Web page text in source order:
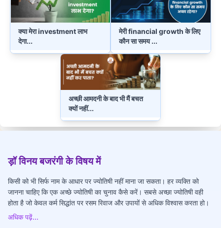
क्या मेरा investment लाभ
देगा...
मेरी financial growth के लिए
कौन सा समय...
अच्छी आमदनी के बाद भी मैं बचत
क्यों नहीं...
ड़ॉ विनय बजरंगी के विषय में
किसी को भी सिर्फ नाम के आधार पर ज्योतिषी नहीं माना जा सकता। हर व्यक्ति को
जानना चाहिए कि एक अच्छे ज्योतिषी का चुनाव कैसे करें। सबसे अच्छा ज्योतिषी वही
होता है जो केवल कर्म सिद्धांत पर रसम रिवाज और उपायों से अधिक विश्वास करता हो।
अधिक पढ़ें...